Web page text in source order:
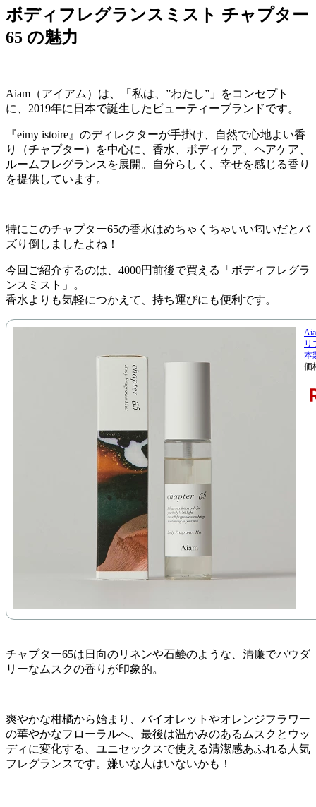
ボディフレグランスミスト チャプター
65 の魅力
Aiam（アイアム）は、「私は、”わたし”」をコンセプト
に、2019年に日本で誕生したビューティーブランドです。
『eimy istoire』のディレクターが手掛け、自然で心地よい香
り（チャプター）を中心に、香水、ボディケア、ヘアケア、
ルームフレグランスを展開。自分らしく、幸せを感じる香り
を提供しています。
特にこのチャプター65の香水はめちゃくちゃいい匂いだとバ
ズり倒しましたよね！
今回ご紹介するのは、4000円前後で買える「ボディフレグラ
ンスミスト」。
香水よりも気軽につかえて、持ち運びにも便利です。
リ
本
価
チャプター65は日向のリネンや石鹸のような、清廉でパウダ
リーなムスクの香りが印象的。
爽やかな柑橘から始まり、バイオレットやオレンジフラワー
の華やかなフローラルへ、最後は温かみのあるムスクとウッ
ディに変化する、ユニセックスで使える清潔感あふれる人気
フレグランスです。嫌いな人はいないかも！